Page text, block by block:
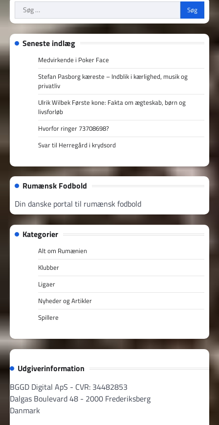
Søg
efter:
Seneste indlæg
Medvirkende i Poker Face
Stefan Pasborg kæreste – Indblik i kærlighed, musik og
privatliv
Ulrik Wilbek Første kone: Fakta om ægteskab, børn og
livsforløb
Hvorfor ringer 73708698?
Svar til Herregård i krydsord
Rumænsk Fodbold
Din danske portal til rumænsk fodbold
Kategorier
Alt om Rumænien
Klubber
Ligaer
Nyheder og Artikler
Spillere
Udgiverinformation
BGGD Digital ApS - CVR: 34482853
Dalgas Boulevard 48 - 2000 Frederiksberg
Danmark